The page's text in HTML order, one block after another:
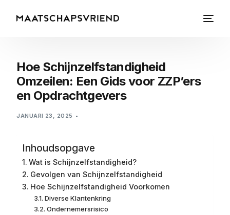
Hoe Schijnzelfstandigheid
Omzeilen: Een Gids voor ZZP’ers
en Opdrachtgevers
JANUARI 23, 2025
Inhoudsopgave
Wat is Schijnzelfstandigheid?
Gevolgen van Schijnzelfstandigheid
Hoe Schijnzelfstandigheid Voorkomen
Diverse Klantenkring
Ondernemersrisico